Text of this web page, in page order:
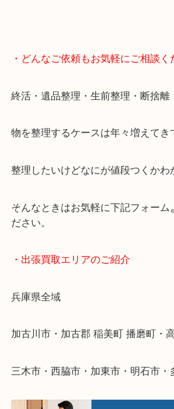
・どんなご依頼もお気軽にご相